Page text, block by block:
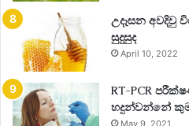
ශක්තිය ඒ.ටි.පී නම් අණු වල ගබඩා
අන්තඃප්ලාස්මීය ජාලිකා
මෙය රළු හා සිනිදු කොටස්
අන්තඃප්ලාස්මීය ජාලිකා වලදි
බවට පත් කරමිත් සිනිදු
උදෑසන අවදිවු
සුදුසුද
April 10, 2022
RT-PCR
හදුන්වන්නේ
May 9, 2021